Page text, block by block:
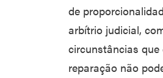
de
arbítrio judicial,
circunstâncias
reparação não